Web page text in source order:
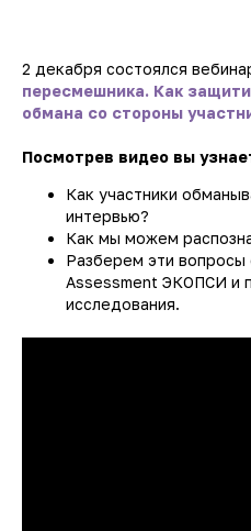
2 декабря состоялся
пересмешника. Как
обмана со стороны
Посмотрев видео вы
Как участники
интервью?
Как мы можем
Разберем эти
Assessment ЭКОПСИ и
исследования.